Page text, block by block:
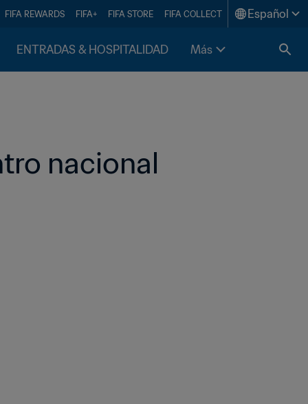
FIFA REWARDS FIFA+ FIFA STORE FIFA COLLECT Español
ENTRADAS & HOSPITALIDAD Más
nacional